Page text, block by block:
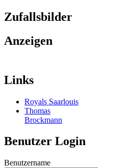
Zufallsbilder
Anzeigen
Links
Royals Saarlouis
Thomas
Brockmann
Benutzer Login
Benutzername